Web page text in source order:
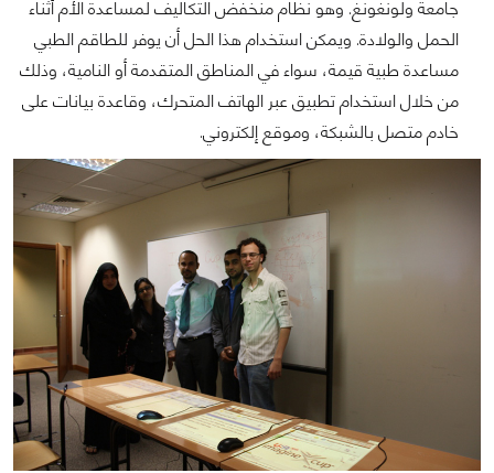
جامعة ولونغونغ. وهو نظام منخفض التكاليف لمساعدة الأم أثناء
الحمل والولادة. ويمكن استخدام هذا الحل أن يوفر للطاقم الطبي
مساعدة طبية قيمة، سواء في المناطق المتقدمة أو النامية، وذلك
من خلال استخدام تطبيق عبر الهاتف المتحرك، وقاعدة بيانات على
خادم متصل بالشبكة، وموقع إلكتروني.